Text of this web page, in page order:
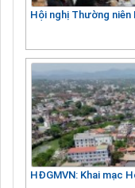
Hội nghị Thường niên
HĐGMVN: Khai mạc